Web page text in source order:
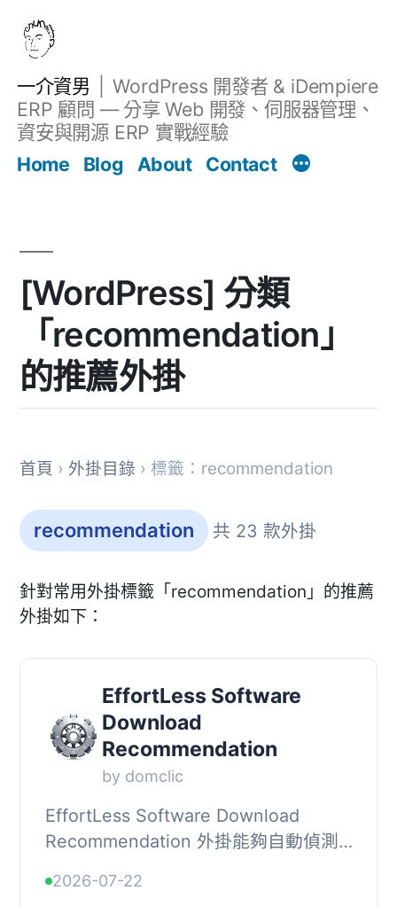
一介資男
WordPress 開發者 & iDempiere
ERP 顧問 — 分享 Web 開發、伺服器管理、
資安與開源 ERP 實戰經驗
Home
Blog About Contact
[WordPress] 分類
「recommendation」
的推薦外掛
首頁 › 外掛目錄 › 標籤：recommendation
recommendation 共 23 款外掛
針對常用外掛標籤「recommendation」的推薦
外掛如下：
EffortLess Software
Download
Recommendation
by domclic
EffortLess Software Download
Recommendation 外掛能夠自動偵測
正確的軟體下載包及逐步安裝說明，提
2026-07-22
文章